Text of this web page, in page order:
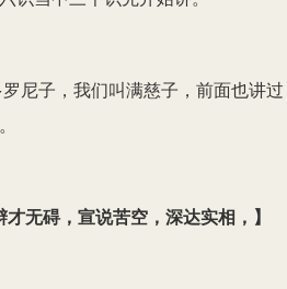
尼子，我们叫满慈子，前面也讲过
无碍，宣说苦空，深达实相， 】